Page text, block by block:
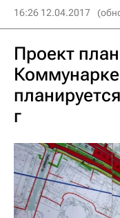
16:26 12.04.2017
Проект
г